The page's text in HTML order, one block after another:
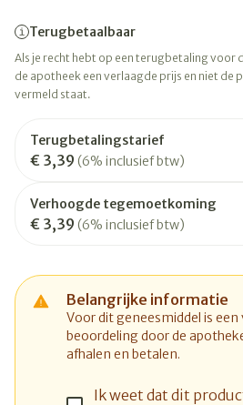
Terugbetaalbaar
Als je recht hebt op een terugbetaling voor
de apotheek een verlaagde prijs en niet de
vermeld staat.
Terugbetalingstarief
€ 3,39 (6% inclusief btw)
Verhoogde tegemoetkoming
€ 3,39 (6% inclusief btw)
Belangrijke informatie
Voor dit geneesmiddel is
beoordeling door de
afhalen en betalen.
Ik weet dat dit